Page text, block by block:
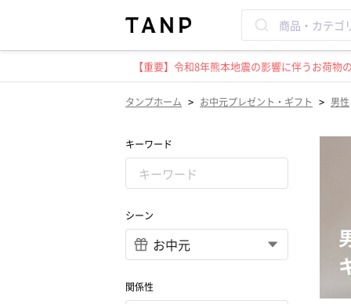
【重要】令和8年熊本地震の影響に伴うお荷
タンプホーム > お中元プレゼント・ギフト > 男性
キーワード
シーン
関係性